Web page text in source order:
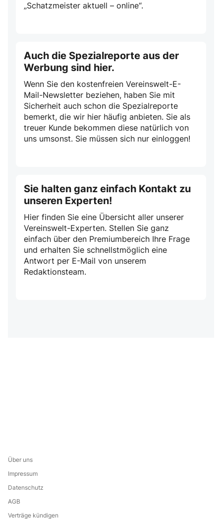
„Schatzmeister aktuell – online“.
Auch die Spezialreporte aus der
Werbung sind hier.
Wenn Sie den kostenfreien Vereinswelt-E-
Mail-Newsletter beziehen, haben Sie mit
Sicherheit auch schon die Spezialreporte
bemerkt, die wir hier häufig anbieten. Sie als
treuer Kunde bekommen diese natürlich von
uns umsonst. Sie müssen sich nur einloggen!
Sie halten ganz einfach Kontakt zu
unseren Experten!
Hier finden Sie eine Übersicht aller unserer
Vereinswelt-Experten. Stellen Sie ganz
einfach über den Premiumbereich Ihre Frage
und erhalten Sie schnellstmöglich eine
Antwort per E-Mail von unserem
Redaktionsteam.
Über uns
Impressum
Datenschutz
AGB
Verträge kündigen